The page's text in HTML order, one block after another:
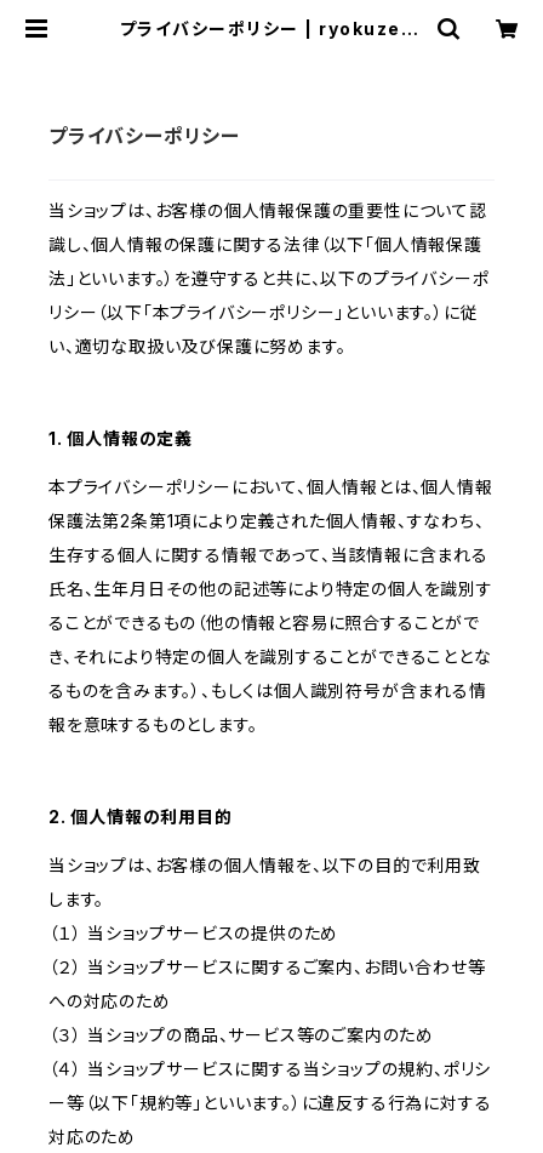
プライバシーポリシー | ryokuzen-
プライバシーポリシー
当ショップは、お客様の個人情報保護の重要性について認
識し、個人情報の保護に関する法律（以下「個人情報保護
法」といいます。）を遵守すると共に、以下のプライバシーポ
リシー（以下「本プライバシーポリシー」といいます。）に従
い、適切な取扱い及び保護に努めます。
1. 個人情報の定義
本プライバシーポリシーにおいて、個人情報とは、個人情報
保護法第2条第1項により定義された個人情報、すなわち、
生存する個人に関する情報であって、当該情報に含まれる
氏名、生年月日その他の記述等により特定の個人を識別す
ることができるもの（他の情報と容易に照合することがで
き、それにより特定の個人を識別することができることとな
るものを含みます。）、もしくは個人識別符号が含まれる情
報を意味するものとします。
2. 個人情報の利用目的
当ショップは、お客様の個人情報を、以下の目的で利用致
します。
（１） 当ショップサービスの提供のため
（２） 当ショップサービスに関するご案内、お問い合わせ等
への対応のため
（３） 当ショップの商品、サービス等のご案内のため
（４） 当ショップサービスに関する当ショップの規約、ポリシ
ー等（以下「規約等」といいます。）に違反する行為に対する
対応のため